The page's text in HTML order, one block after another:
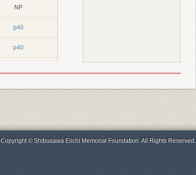
NP
p40
p40
p58
p74
p94
Copyright © Shibusawa Eiichi Memorial Foundation. All Rights Reserved.